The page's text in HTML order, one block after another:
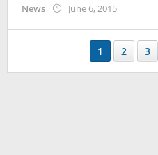
News June 6, 2015by
1 2 3